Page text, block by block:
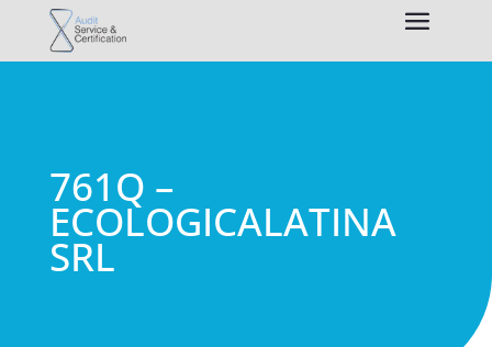
761Q –
ECOLOGICALATINA
SRL